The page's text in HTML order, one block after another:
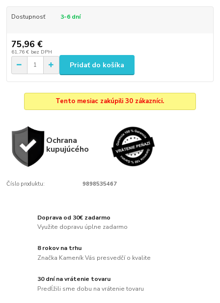
Dostupnosť 3-6 dní
75,96 €
61,76 € bez DPH
Pridať do košíka
Tento mesiac zakúpili 30 zákazníci.
Ochrana
kupujúcého
Číslo produktu: 9898535467
Doprava od 30€ zadarmo
Využite dopravu úplne zadarmo
8 rokov na trhu
Značka Kameník Vás presvedčí o kvalite
30 dní na vrátenie tovaru
Predĺžili sme dobu na vrátenie tovaru